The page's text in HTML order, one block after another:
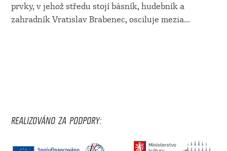
prvky, v jehož středu stojí básník, hudebník a
zahradník Vratislav Brabenec, osciluje mezia...
REALIZOVÁNO ZA PODPORY: